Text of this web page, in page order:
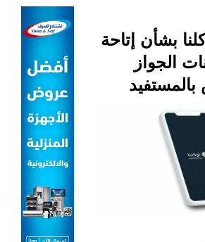
بشأن إتاحة
الجواز